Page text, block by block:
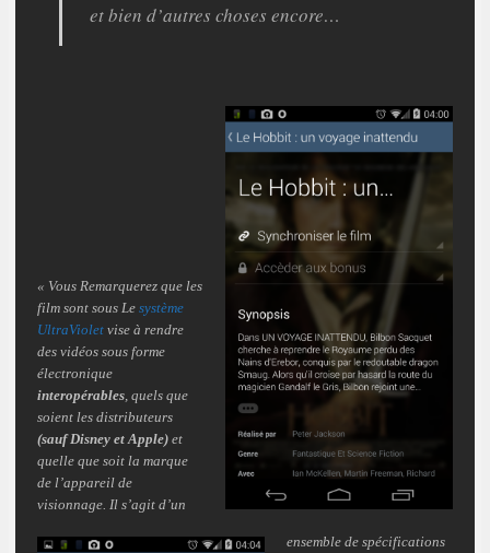
et bien d’autres choses encore…
« Vous Remarquerez que les
film sont sous Le système
UltraViolet vise à rendre
des vidéos sous forme
électronique
interopérables , quels que
soient les distributeurs
(sauf Disney et Apple) et
quelle que soit la marque
de l’appareil de
visionnage. Il s’agit d’un
ensemble de spécifications